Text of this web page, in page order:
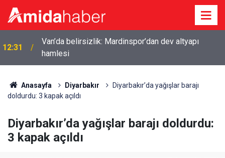
11:53 Mardin’de dört kardeş aynı salonda evlendi
Anasayfa Diyarbakır
Diyarbakır’da yağışlar barajı
doldurdu: 3 kapak açıldı
Diyarbakır’da yağışlar barajı doldurdu:
3 kapak açıldı